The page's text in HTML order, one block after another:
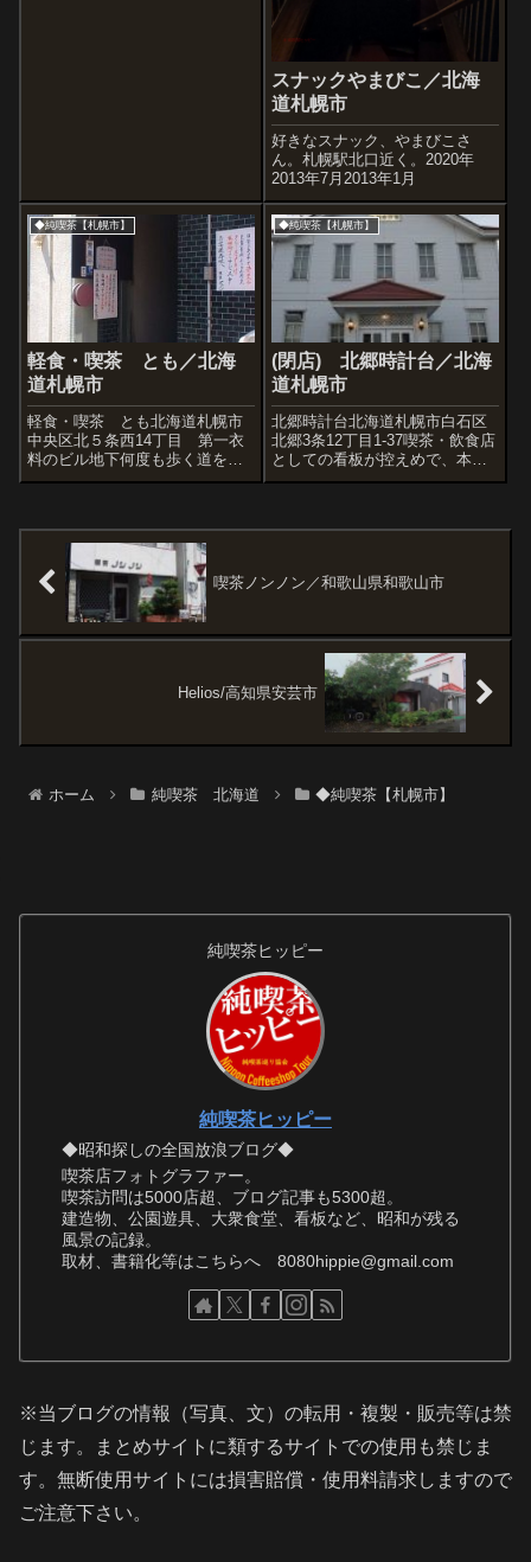
スナックやまびこ／北海
道札幌市
好きなスナック、やまびこさ
ん。札幌駅北口近く。2020年
2013年7月2013年1月
◆純喫茶【札幌市】
軽食・喫茶 とも／北海
道札幌市
軽食・喫茶 とも北海道札幌市
中央区北５条西14丁目 第一衣
料のビル地下何度も歩く道をわ
ざと一本外れて歩いてみると、
たのもそんな偶然で、こんなと
ころに喫茶があったんだと喜ん
だ。店はビルの...
◆純喫茶【札幌市】
(閉店) 北郷時計台／北海
道札幌市
北郷時計台北海道札幌市白石区
北郷3条12丁目1-37喫茶・飲食店
としての看板が控えめで、本物
の札幌時計台の雰囲気が感じら
ターのお父さんが建築設計士
成、昭和61...
喫茶ノンノン／和歌山県和歌山市
Helios/高知県安芸市
ホーム 純喫茶 北海道 ◆純喫茶【札幌市】
純喫茶ヒッピー
純喫茶ヒッピー
◆昭和探しの全国放浪ブログ◆
喫茶店フォトグラファー。
喫茶訪問は5000店超、ブログ記事も5300超。
建造物、公園遊具、大衆食堂、看板など、昭和が残る
風景の記録。
取材、書籍化等はこちらへ 8080hippie@gmail.com
※当ブログの情報（写真、文）の転用・複製・販売等は禁
じます。まとめサイトに類するサイトでの使用も禁じま
す。無断使用サイトには損害賠償・使用料請求しますので
ご注意下さい。